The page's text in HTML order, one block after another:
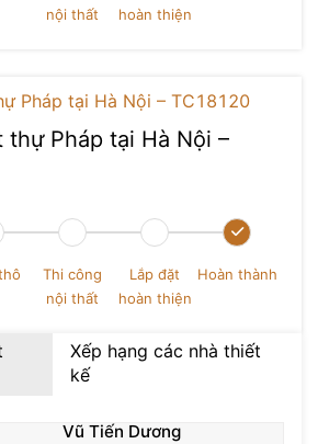
nội thất
hoàn thiện
Pháp tại Hà Nội –
Thi công
nội thất
Lắp đặt
hoàn thiện
Hoàn thành
Vũ Tiến Dương
Xếp hạng các nhà thiết
kế